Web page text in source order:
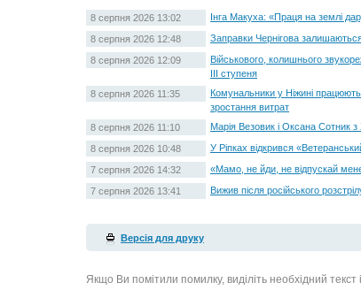
8 серпня 2026 13:02 Інга Макуха: «Праця на землі
8 серпня 2026 12:48 Заправки Чернігова
8 серпня 2026 12:09
Військового, колишнього
ІІІ ступеня
8 серпня 2026 11:35
Комунальники у Ніжині
зростання витрат
8 серпня 2026 11:10
Марія Везовик і Оксана Сотник
8 серпня 2026 10:48 У Ріпках відкрився
7 серпня 2026 14:32 «Мамо, не йди, не відпускай
7 серпня 2026 13:41 Вижив після російського
Версія для друку
Якщо Ви помітили помилку, виділіть необхідний